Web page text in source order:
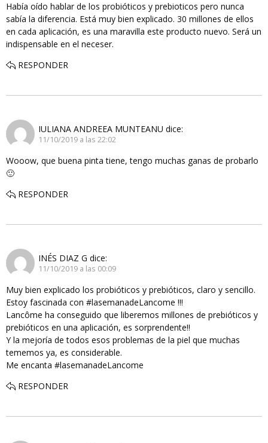
Había oído hablar de los probióticos y prebioticos pero nunca
sabía la diferencia. Está muy bien explicado. 30 millones de ellos
en cada aplicación, es una maravilla este producto nuevo. Será un
indispensable en el neceser.
RESPONDER
IULIANA ANDREEA MUNTEANU dice:
11/10/2019 a las 22:02
Wooow, que buena pinta tiene, tengo muchas ganas de probarlo
🙂
RESPONDER
INÉS DIAZ G dice:
11/10/2019 a las 00:09
Muy bien explicado los probióticos y prebióticos, claro y sencillo.
Estoy fascinada con #lasemanadeLancome !!!
Lancôme ha conseguido que liberemos millones de prebióticos y
prebióticos en una aplicación, es sorprendente!!
Y la mejoría de todos esos problemas de la piel que muchas
tememos ya, es considerable.
Me encanta #lasemanadeLancome
RESPONDER